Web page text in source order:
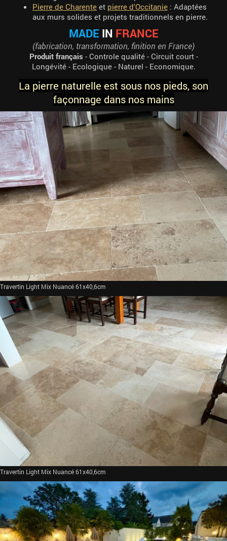
Pierre de Charente et pierre d'Occitanie : Adaptées
aux murs solides et projets traditionnels en pierre.
MADE IN FRANCE
(fabrication, transformation, finition en France)
Produit français - Controle qualité - Circuit court -
Longévité - Ecologique - Naturel - Economique.
La pierre naturelle est sous nos pieds, son
façonnage dans nos mains
Travertin Light Mix Nuancé 61x40,6cm
Travertin Light Mix Nuancé 61x40,6cm